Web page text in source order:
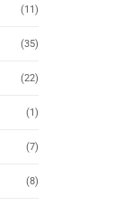
(11)
(35)
(22)
(1)
(7)
(8)